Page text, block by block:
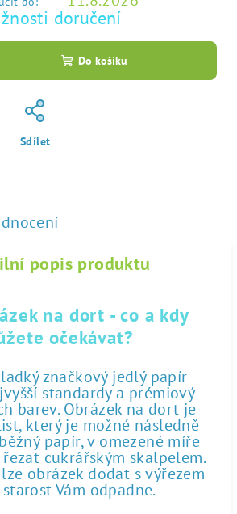
doručení
Do košíku
Sdílet
popis produktu
na dort - co a kdy
očekávat?
značkový jedlý papír
standardy a prémiový
barev. Obrázek na dort je
který je možné následně
papír, v omezené míře
cukrářským skalpelem.
obrázek dodat s výřezem
Vám odpadne.